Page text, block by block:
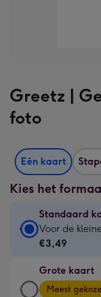
Greetz |
foto
Eén kaart
Kies het
Standaard
Standaard
kaart
€3,49
-
Voor de
€3,49
Grote kaart
Grote
Meest